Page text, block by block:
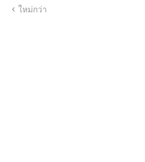
ใหม่กว่า